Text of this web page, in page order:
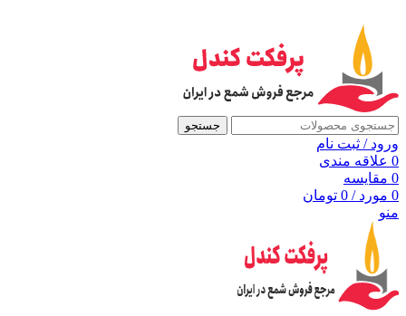
جستجو
ورود / ثبت نام
0 علاقه مندی
0 مقايسه
0 مورد /
0 تومان
منو